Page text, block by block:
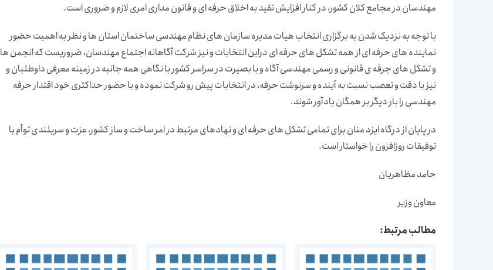
مهندسان در مجامع کلان کشور، در کنار افزایش تقید به اخلاق حرفه ای و قانون مداری امری لازم و ضروری است.
با توجه به نزدیک شدن به برگزاری انتخاب هیات مدیره سازمان های نظام مهندسی ساختمان استان ها و نظر به اهمیت حضور
نماینده های حرفه ای از همه تشکل های حرفه ای دراین انتخابات و نیز شرکت آگاهانه اجتماع مهندسان، ضروریست که انجمن ها
و تشکل های جرقه ی قانونی و رسمی مهندسی آگاه و با بصیرت در سراسر کشور با نگاهی همه جانبه در زمینه معرفی داوطلبان و
نیز با دقت و تعصب نسبت به آینده و سرنوشت حرفه، در انتخابات پیش رو شرکت نموده و با حضور حداکثری خود اقتدار حرفه
مهندسی را بار دیگر بر همگان یادآور شوند.
در پایان از درگاه ایزد منان برای تمامی تشکل های حرفه ای و نهادهای مرتبط در امر ساخت و ساز کشور، عزت و سربلندی توأم با
توفیقات روزافزون را خواستار است.
حامد مظاهریان
معاون وزیر
مطالب مرتبط: